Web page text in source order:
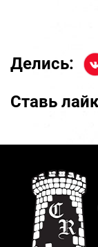
Делись:
Ставь